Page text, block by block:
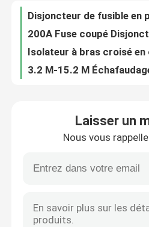
Visite de l'usine
Contrôle de la qualité
Nouvelles
Isolateur ferroviaire
Laisser un
Nous vous